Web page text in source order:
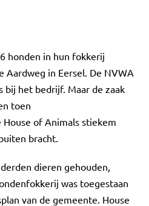
honden in hun fokkerij
Aardweg in Eersel. De NVWA
het bedrijf. Maar de zaak
toen
of Animals stiekem
bracht.
dieren gehouden,
was toegestaan
van de gemeente. House